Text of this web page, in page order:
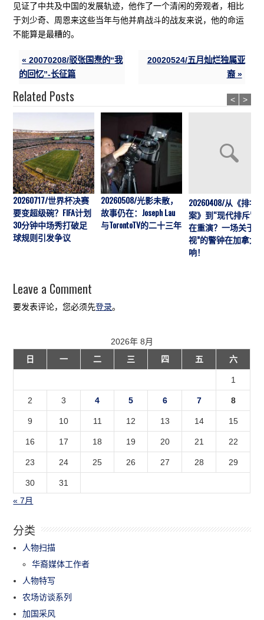
见证了中共及中国的发展轨迹，他作了一个清闲的旁观者，相比
于刘少奇、周恩来这些当年与他并肩战斗的战友来说，他的命运
不能算是最糟的。
« 20070208/驳张国焘的“我
的回忆”-长征篇
20020524/五月灿烂独属亚
裔 »
Related Posts
20260717/世界杯决赛
要变超级碗？FIFA计划
30分钟中场秀打破足
球规则引发争议
20260508/光影未散，
故事仍在：Joseph Lau
与TorontoTV的二十三年
20260408/从《排华
案》到“现代排斥”历
在重演？一场关于“
视”的警钟在加拿大
响！
< >
Leave a Comment
要发表评论，您必须先登录。
2026年 8月
日
一 二 三 四 五 六
1
2 3 4 5 6 7 8
9 10 11 12 13 14 15
16 17 18 19 20 21 22
23 24 25 26 27 28 29
30
31
« 7月
分类
人物扫描
华裔媒体工作者
人物特写
农场访谈系列
加国采风